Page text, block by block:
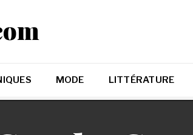
MODE LITTÉRATURE